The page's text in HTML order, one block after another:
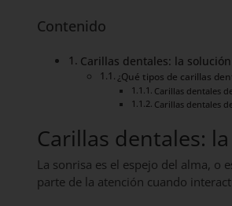
Contenido
Carillas dentales: la
¿Qué tipos de carillas
Carillas dentales
Carillas dentales
Carillas dentales:
La sonrisa es el espejo del alma, o
parte de la atención cuando